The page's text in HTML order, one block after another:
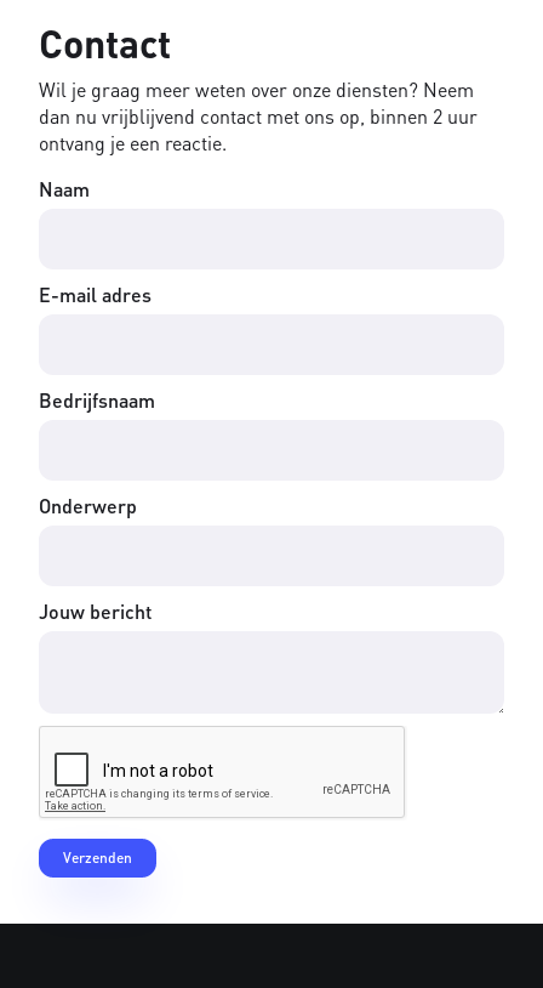
Contact
Wil je graag meer weten over onze diensten? Neem
dan nu vrijblijvend contact met ons op, binnen 2 uur
ontvang je een reactie.
Naam
E-mail adres
Bedrijfsnaam
Onderwerp
Jouw bericht